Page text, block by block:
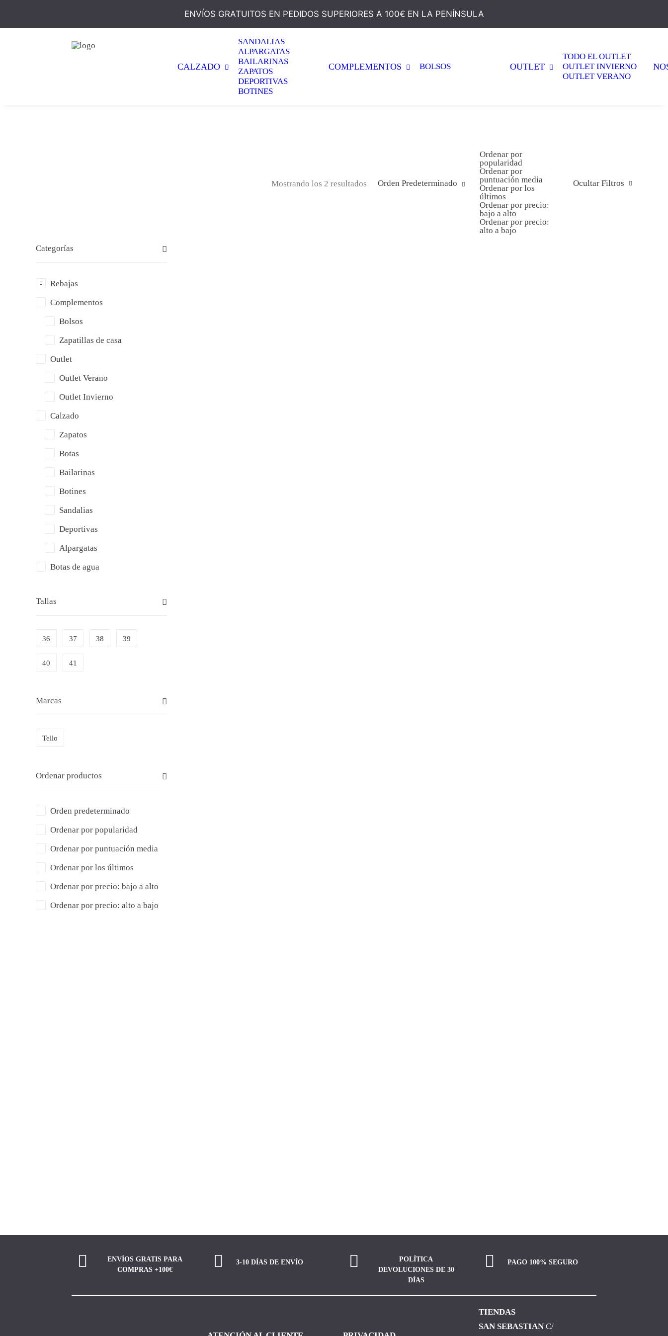
ENVÍOS GRATUITOS EN PEDIDOS SUPERIORES A 100€ EN LA PENÍNSULA
CALZADO
SANDALIAS
ALPARGATAS
BAILARINAS
ZAPATOS
DEPORTIVAS
BOTINES
COMPLEMENTOS BOLSOS OUTLET
TODO EL OUTLET
OUTLET INVIERNO
OUTLET VERANO
Ocultar Filtros
Orden Predeterminado
Ordenar por
popularidad
Ordenar por
puntuación media
Ordenar por los
últimos
Ordenar por precio:
bajo a alto
Ordenar por precio:
alto a bajo
Mostrando los 2 resultados
Categorías
Rebajas
Complementos
Bolsos
Zapatillas de casa
Outlet
Outlet Verano
Outlet Invierno
Calzado
Zapatos
Botas
Bailarinas
Botines
Sandalias
Deportivas
Alpargatas
Botas de agua
Tallas
36 37 38 39
40 41
Marcas
Tello
Ordenar productos
Orden predeterminado
Ordenar por popularidad
Ordenar por puntuación media
Ordenar por los últimos
Ordenar por precio: bajo a alto
Ordenar por precio: alto a bajo
ENVÍOS GRATIS PARA
COMPRAS +100€
3-10 DÍAS DE ENVÍO
POLÍTICA
DEVOLUCIONES DE 30
DÍAS
PAGO 100% SEGURO
TIENDAS
SAN SEBASTIAN C/